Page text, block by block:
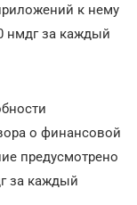
к нему
нмдг за каждый
о финансовой
предусмотрено
за каждый